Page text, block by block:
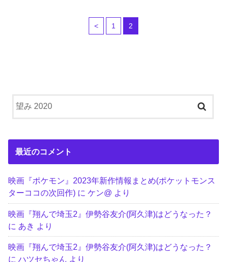
< 1 2
最近のコメント
映画『ポケモン』2023年新作情報まとめ(ポケットモンス
ターココの次回作) にケン@ より
映画『翔んで埼玉2』伊勢谷友介(阿久津)はどうなった？
に あき より
映画『翔んで埼玉2』伊勢谷友介(阿久津)はどうなった？
にハツセちゃん より